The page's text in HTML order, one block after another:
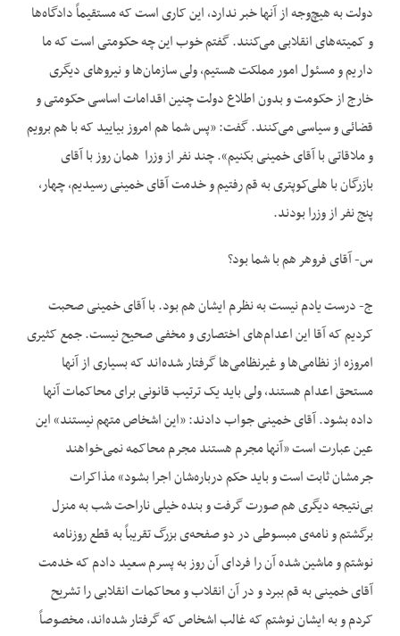
دولت به هیچ‌‌وجه از آنها خبر ندارد، این کاری است که مستقیماً دادگاه‌‌ها
و کمیته‌‌های انقلابی می‌‌کنند. گفتم خوب این چه حکومتی است که ما
داریم و مسئول امور مملکت هستیم، ولی سازمان‌‌ها و نیروهای دیگری
خارج از حکومت و بدون اطلاع دولت چنین اقدامات اساسی حکومتی و
قضائی و سیاسی می‌‌کنند. گفت: «پس شما هم امروز بیایید که با هم برویم
و ملاقاتی با آقای خمینی بکنیم». چند نفر از وزرا همان روز با آقای
بازرگان با هلی‌‌کوپتری به قم رفتیم و خدمت آقای خمینی رسیدیم، چهار،
پنج نفر از وزرا بودند.
س- آقای فروهر هم با شما بود؟
ج- درست یادم نیست به نظرم ایشان هم بود. با آقای خمینی صحبت
کردیم که آقا این اعدام‌‌های اختصاری و مخفی صحیح نیست. جمع کثیری
امروزه از نظامی‌‌ها و غیرنظامی‌‌ها گرفتار شده‌‌اند که بسیاری از آنها
مستحق اعدام هستند، ولی باید یک ترتیب قانونی برای محاکمات آنها
داده بشود. آقای خمینی جواب دادند: «این اشخاص متهم نیستند» این
عین عبارت است «آنها مجرم هستند مجرم محاکمه نمی‌‌خواهند
جرمشان ثابت است و باید حکم درباره‌‌شان اجرا بشود» مذاکرات
بی‌‌نتیجه دیگری هم صورت گرفت و بنده خیلی ناراحت شب به منزل
برگشتم و نامه‌‌ی مبسوطی در دو صفحه‌‌ی بزرگ تقریباً به قطع روزنامه
نوشتم و ماشین شده آن را فردای آن روز به پسرم سعید دادم که خدمت
آقای خمینی به قم ببرد و در آن انقلاب و محاکمات انقلابی را تشریح
کردم و به ایشان نوشتم که غالب اشخاص که گرفتار شده‌‌اند، مخصوصاً